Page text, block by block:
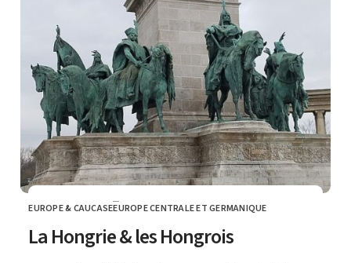
CATEGORY
EUROPE & CAUCASEEUROPE CENTRALE ET GERMANIQUE
La Hongrie & les Hongrois